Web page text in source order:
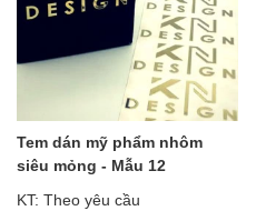
Tem dán mỹ phẩm nhôm
siêu mỏng - Mẫu 12
KT: Theo yêu cầu